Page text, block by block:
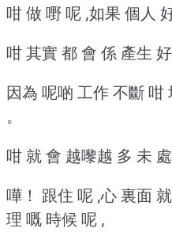
咁 做 嘢 呢 ,如果 個人
咁 其實 都 會 係 產生 好
因為 呢啲 工作 不斷
。
咁 就 會 越嚟越 多 未 處
嘩！ 跟住 呢 ,心 裏面
理 嘅 時候 呢 ,